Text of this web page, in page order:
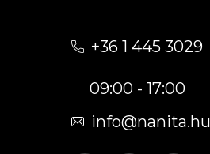
+36 1 445 3029
09:00 - 17:00
info@nanita.hu